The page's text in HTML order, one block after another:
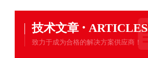
技术文章 · ARTICLES
致力于成为合格的解决方案供应商！